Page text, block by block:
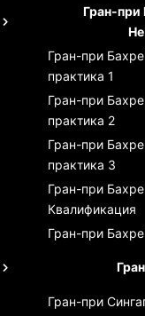
Гран-при
Гран-при
практика 1
Гран-при
практика 2
Гран-при
практика 3
Гран-при
Квалификация
Гран-при
Гран-при